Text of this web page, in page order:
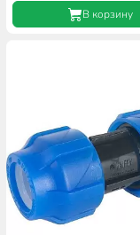
В корзину